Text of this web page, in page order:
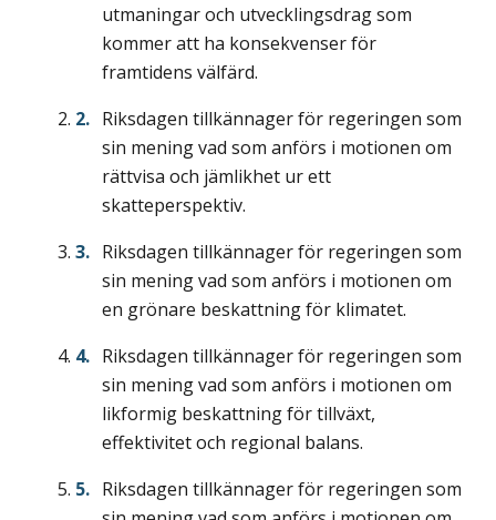
utmaningar och utvecklingsdrag som
kommer att ha konsekvenser för
framtidens välfärd.
Riksdagen tillkännager för regeringen som
sin mening vad som anförs i motionen om
rättvisa och jämlikhet ur ett
skatteperspektiv.
Riksdagen tillkännager för regeringen som
sin mening vad som anförs i motionen om
en grönare beskattning för klimatet.
Riksdagen tillkännager för regeringen som
sin mening vad som anförs i motionen om
likformig beskattning för tillväxt,
effektivitet och regional balans.
Riksdagen tillkännager för regeringen som